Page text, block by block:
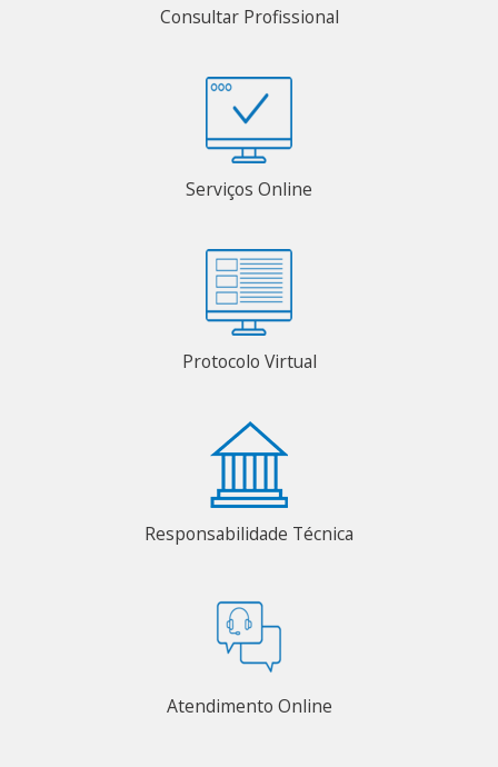
Consultar Profissional
Serviços Online
Protocolo Virtual
Responsabilidade Técnica
Atendimento Online